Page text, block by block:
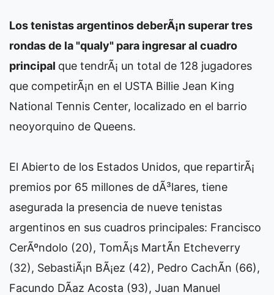
Los tenistas argentinos deberÃ¡n superar tres
rondas de la "qualy" para ingresar al cuadro
principal que tendrÃ¡ un total de 128 jugadores
que competirÃ¡n en el USTA Billie Jean King
National Tennis Center, localizado en el barrio
neoyorquino de Queens.
El Abierto de los Estados Unidos, que repartirÃ¡
premios por 65 millones de dÃ³lares, tiene
asegurada la presencia de nueve tenistas
argentinos en sus cuadros principales: Francisco
CerÃºndolo (20), TomÃ¡s MartÃ­n Etcheverry
(32), SebastiÃ¡n BÃ¡ez (42), Pedro CachÃ­n (66),
Facundo DÃ­az Acosta (93), Juan Manuel